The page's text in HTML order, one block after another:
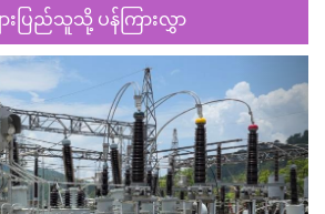
းပြည်သူသို့ ပန်ကြားလွှာ